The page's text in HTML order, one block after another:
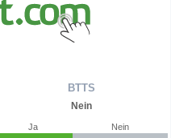
BTTS
Nein
Ja
Nein